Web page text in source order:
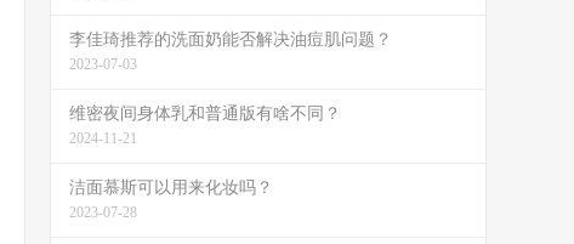
李佳琦推荐的洗面奶能否解决油痘肌问题？
2023-07-03
维密夜间身体乳和普通版有啥不同？
2024-11-21
洁面慕斯可以用来化妆吗？
2023-07-28